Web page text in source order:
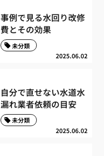
事例で見る水回り改修
費とその効果
2025.06.02
未分類
自分で直せない水道水
漏れ業者依頼の目安
2025.06.02
未分類